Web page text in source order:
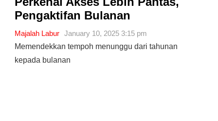
Pengaktifan Bulanan
Majalah Labur January 10, 2025 3:15 pm
Memendekkan tempoh menunggu dari tahunan
kepada bulanan